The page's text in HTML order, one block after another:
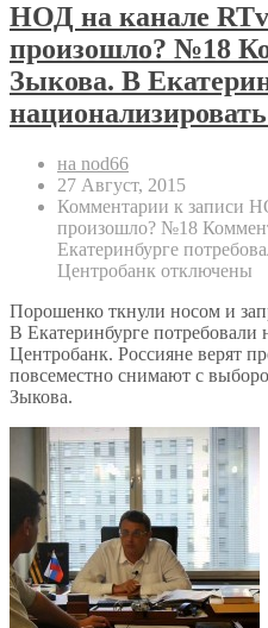
НОД на канале
произошло? №18
Зыкова. В
на nod66
27 Август, 2015
Комментарии к записи
произошло? №18
Екатеринбурге
Центробанк отключены
Порошенко ткнули носом и
В Екатеринбурге потребовали
Центробанк. Россияне
повсеместно снимают с
Зыкова.